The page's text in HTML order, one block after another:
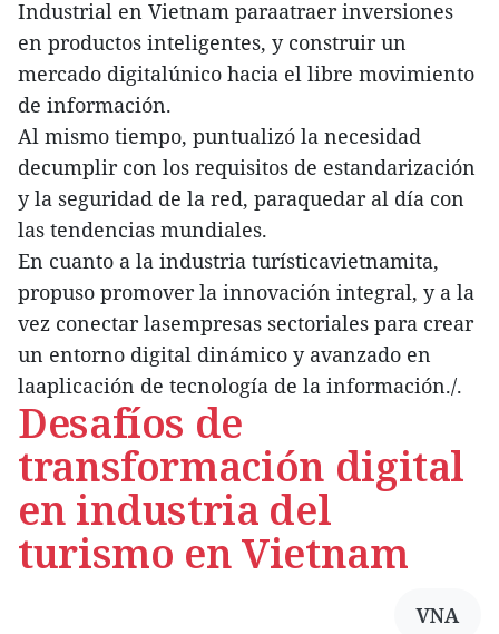
Industrial en Vietnam paraatraer inversiones
en productos inteligentes, y construir un
mercado digitalúnico hacia el libre movimiento
de información.
Al mismo tiempo, puntualizó la necesidad
decumplir con los requisitos de estandarización
y la seguridad de la red, paraquedar al día con
las tendencias mundiales.
En cuanto a la industria turísticavietnamita,
propuso promover la innovación integral, y a la
vez conectar lasempresas sectoriales para crear
un entorno digital dinámico y avanzado en
laaplicación de tecnología de la información./.
Desafíos de
transformación digital
en industria del
turismo en Vietnam
VNA